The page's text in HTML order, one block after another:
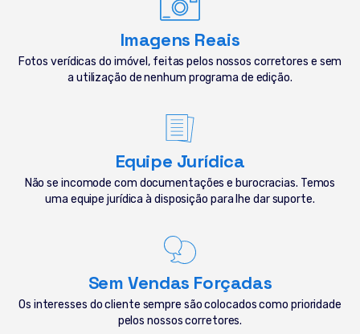
Imagens Reais
Fotos verídicas do imóvel, feitas pelos nossos corretores e sem
a utilização de nenhum programa de edição.
Equipe Jurídica
Não se incomode com documentações e burocracias. Temos
uma equipe jurídica à disposição para lhe dar suporte.
Sem Vendas Forçadas
Os interesses do cliente sempre são colocados como prioridade
pelos nossos corretores.